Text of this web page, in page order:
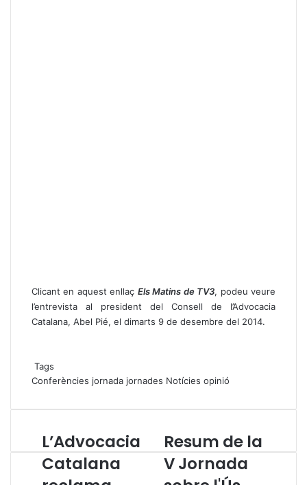
Clicant en aquest enllaç Els Matins de TV3, podeu veure
l’entrevista al president del Consell de l’Advocacia
Catalana, Abel Pié, el dimarts 9 de desembre del 2014.
Tags
Conferències jornada jornades Notícies opinió
L
’
A
d
L’Advocacia
Catalana
R
e
s
u
Resum de la
V Jornada